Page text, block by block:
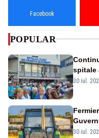
Facebook
POPULAR
spitale
30 iul.
30 iul.